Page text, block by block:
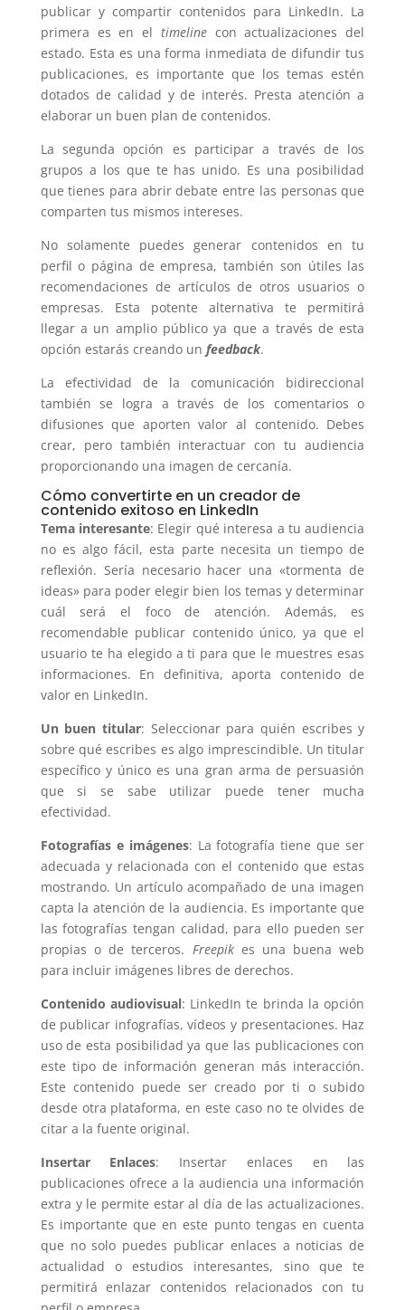
publicar y compartir contenidos para LinkedIn. La
primera es en el timelinecon actualizaciones del
estado. Esta es una forma inmediata de difundir tus
publicaciones, es importante que los temas estén
dotados de calidad y de interés. Presta atención a
elaborar un buen plan de contenidos.
La segunda opción es participar a través de los
grupos a los que te has unido. Es una posibilidad
que tienes para abrir debate entre las personas que
comparten tus mismos intereses.
No solamente puedes generar contenidos en tu
perfil o página de empresa, también son útiles las
recomendaciones de artículos de otros usuarios o
empresas. Esta potente alternativa te permitirá
llegar a un amplio público ya que a través de esta
opción estarás creando un feedback.
La efectividad de la comunicación bidireccional
también se logra a través de los comentarios o
difusiones que aporten valor al contenido. Debes
crear, pero también interactuar con tu audiencia
proporcionando una imagen de cercanía.
Cómo convertirte en un creador de
contenido exitoso en LinkedIn
Tema interesante: Elegir qué interesa a tu audiencia
no es algo fácil, esta parte necesita un tiempo de
reflexión. Sería necesario hacer una «tormenta de
ideas» para poder elegir bien los temas y determinar
cuál será el foco de atención. Además, es
recomendable publicar contenido único, ya que el
usuario te ha elegido a ti para que le muestres esas
informaciones. En definitiva, aporta contenido de
valor en LinkedIn.
Un buen titular: Seleccionar para quién escribes y
sobre qué escribes es algo imprescindible. Un titular
específico y único es una gran arma de persuasión
que si se sabe utilizar puede tener mucha
efectividad.
Fotografías e imágenes: La fotografía tiene que ser
adecuada y relacionada con el contenido que estas
mostrando. Un artículo acompañado de una imagen
capta la atención de la audiencia. Es importante que
las fotografías tengan calidad, para ello pueden ser
propias o de terceros. Freepikes una buena web
para incluir imágenes libres de derechos.
Contenido audiovisual: LinkedIn te brinda la opción
de publicar infografías, vídeos y presentaciones. Haz
uso de esta posibilidad ya que las publicaciones con
este tipo de información generan más interacción.
Este contenido puede ser creado por ti o subido
desde otra plataforma, en este caso no te olvides de
citar a la fuente original.
Insertar Enlaces: Insertar enlaces en las
publicaciones ofrece a la audiencia una información
extra y le permite estar al día de las actualizaciones.
Es importante que en este punto tengas en cuenta
que no solo puedes publicar enlaces a noticias de
actualidad o estudios interesantes, sino que te
permitirá enlazar contenidos relacionados con tu